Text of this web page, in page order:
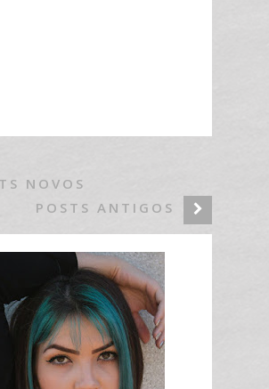
NOVOS
POSTS ANTIGOS